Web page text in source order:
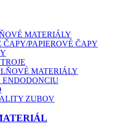
MATERIÁLY
ČAPY/PAPIEROVÉ ČAPY
MATERIÁLY
ENDODONCIU
ZUBOV